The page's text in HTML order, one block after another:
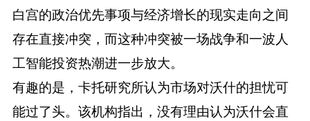
白宫的政治优先事项与经济增长的现实走向之间
存在直接冲突，而这种冲突被一场战争和一波人
工智能投资热潮进一步放大。
有趣的是，卡托研究所认为市场对沃什的担忧可
能过了头。该机构指出，没有理由认为沃什会直